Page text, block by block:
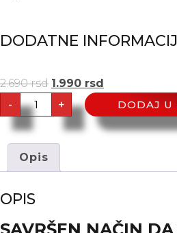
DODATNE
2.690rsd 1.990 rsd
-
+ DODAJ U
Opis
OPIS